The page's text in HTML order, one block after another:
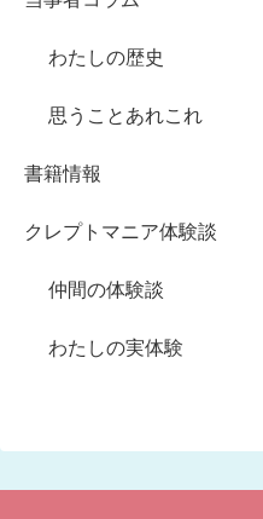
わたしの歴史
思うことあれこれ
書籍情報
クレプトマニア体験談
仲間の体験談
わたしの実体験